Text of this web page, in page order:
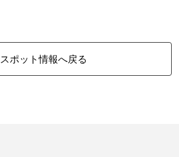
スポット情報へ戻る